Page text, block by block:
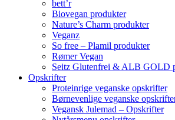
bett’r
Biovegan produkter
Nature’s Charm produkter
Veganz
So free – Plamil produkter
Rømer Vegan
Seitz Glutenfrei & ALB GOLD
Opskrifter
Proteinrige veganske opskrifter
Børnevenlige veganske
Vegansk Julemad – Opskrifter